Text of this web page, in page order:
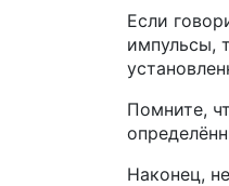
Если
импульсы,
Помните,
Наконец,